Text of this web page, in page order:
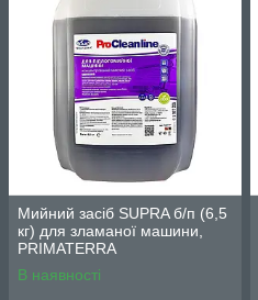
Мийний засіб SUPRA б/п (6,5
кг) для зламаної машини,
PRIMATERRA
В наявності